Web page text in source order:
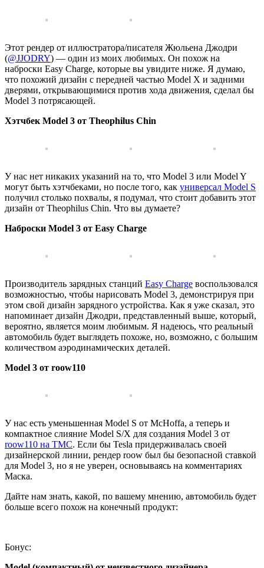
Этот рендер от иллюстратора/писателя Жюльена Джодри
(@JJODRY) — один из моих любимых. Он похож на
наброски Easy Charge, которые вы увидите ниже. Я думаю,
что похожий дизайн с передней частью Model X и задними
дверями, открывающимися против хода движения, сделал бы
Model 3 потрясающей.
Хэтчбек Model 3 от Theophilus Chin
У нас нет никаких указаний на то, что Model 3 или Model Y
могут быть хэтчбеками, но после того, как универсал Model S
получил столько похвалы, я подумал, что стоит добавить этот
дизайн от Theophilus Chin. Что вы думаете?
Наброски Model 3 от Easy Charge
Производитель зарядных станций Easy Charge воспользовался
возможностью, чтобы нарисовать Model 3, демонстрируя при
этом свой дизайн зарядного устройства. Как я уже сказал, это
напоминает дизайн Джодри, представленный выше, который,
вероятно, является моим любимым. Я надеюсь, что реальный
автомобиль будет выглядеть похоже, но, возможно, с большим
количеством аэродинамических деталей.
Model 3 от roow110
У нас есть уменьшенная Model S от McHoffa, а теперь и
компактное слияние Model S/X для создания Model 3 от
roow110 на TMC. Если бы Tesla придерживалась своей
дизайнерской линии, рендер roow был бы безопасной ставкой
для Model 3, но я не уверен, основываясь на комментариях
Маска.
Дайте нам знать, какой, по вашему мнению, автомобиль будет
больше всего похож на конечный продукт:
Бонус: